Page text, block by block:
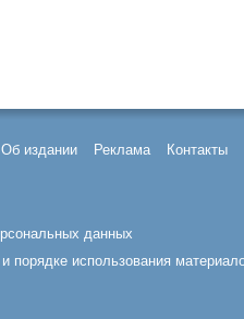
Об издании Реклама Контакты
данных
порядке использования